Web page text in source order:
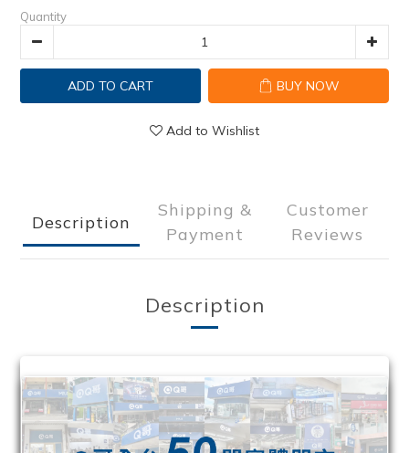
Quantity
ADD TO CART BUY NOW
Add to Wishlist
Description
Shipping &
Payment
Customer
Reviews
Description